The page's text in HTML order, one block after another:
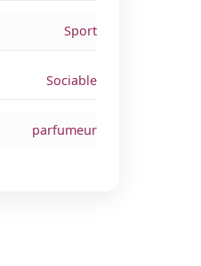
Sport
Sociable
parfumeur